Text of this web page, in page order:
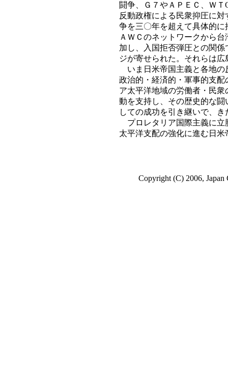
闘争、Ｇ７やＡＰＥＣ、Ｗ
反動政権による民衆抑圧に
争を三〇年を超えて具体的
ＡＷＣのネットワークから
加し、入国拒否弾圧との関
ジが寄せられた。それらは
いま日米帝国主義と各地の
政治的・経済的・軍事的支
ア太平洋地域の労働者・民
動を支持し、その歴史的な
しての成功を引き継いで、
プロレタリア国際主義に立
太平洋支配の強化に進む日
Copyright (C) 2006, Japan